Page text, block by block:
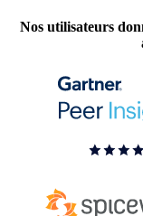
Nos utilisateurs